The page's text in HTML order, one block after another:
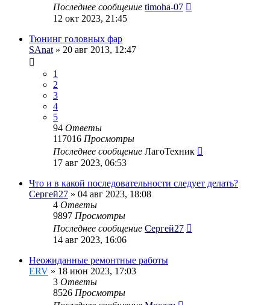
Последнее сообщение timoha-07
12 окт 2023, 21:45
Тюнинг головных фар
SAnat » 20 авг 2013, 12:47
1
2
3
4
5
94 Ответы
117016 Просмотры
Последнее сообщение ЛагоТехник
17 авг 2023, 06:53
Что и в какой последовательности следует делать?
Сергей27 » 04 авг 2023, 18:08
4 Ответы
9897 Просмотры
Последнее сообщение Сергей27
14 авг 2023, 16:06
Неожиданные ремонтные работы
ERV » 18 июн 2023, 17:03
3 Ответы
8526 Просмотры